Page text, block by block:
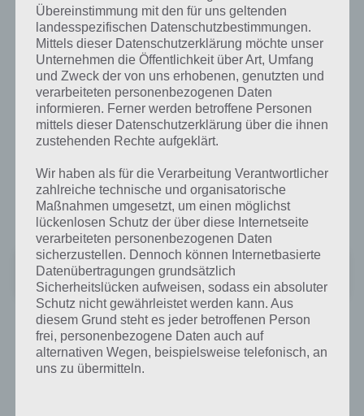
TuneIn Radio für Android im Google Play
Store
Wenn dir die heutige App des Tages TuneIn Radio gefällt, besuche
einfach den Google Play Store und lade dir TuneIn Radio auf dein
Android Gerät herunter.
TuneIn Radio: Music & Sports
Preis:Kostenlos+
TuneIn Radio für iPhone, iPad und iPod
Touch im iTunes App Store
Übereinstimmung mit den für uns geltenden
landesspezifischen Datenschutzbestimmungen.
Mittels dieser Datenschutzerklärung möchte unser
Unternehmen die Öffentlichkeit über Art, Umfang
und Zweck der von uns erhobenen, genutzten und
verarbeiteten personenbezogenen Daten
informieren. Ferner werden betroffene Personen
mittels dieser Datenschutzerklärung über die ihnen
zustehenden Rechte aufgeklärt.
Wir haben als für die Verarbeitung Verantwortlicher
zahlreiche technische und organisatorische
Maßnahmen umgesetzt, um einen möglichst
lückenlosen Schutz der über diese Internetseite
verarbeiteten personenbezogenen Daten
sicherzustellen. Dennoch können Internetbasierte
Datenübertragungen grundsätzlich
Sicherheitslücken aufweisen, sodass ein absoluter
Schutz nicht gewährleistet werden kann. Aus
diesem Grund steht es jeder betroffenen Person
frei, personenbezogene Daten auch auf
alternativen Wegen, beispielsweise telefonisch, an
uns zu übermitteln.